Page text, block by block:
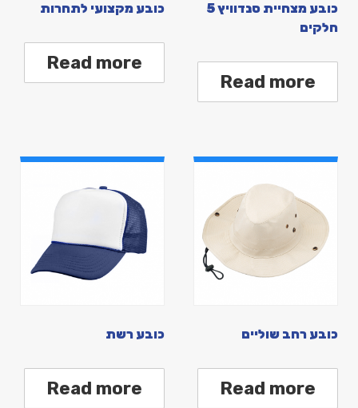
כובע מצחיית סנדוויץ 5
חלקים
Read more
כובע מקצועי לתחרות
Read more
כובע רחב שוליים
Read more
כובע רשת
Read more